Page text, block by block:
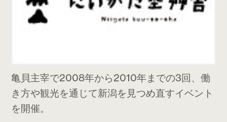
亀貝主宰で2008年から2010年までの3回、働
き方や観光を通じて新潟を見つめ直すイベント
を開催。